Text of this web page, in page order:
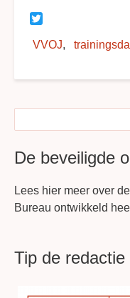
VVOJ
De beveiligde
Lees hier meer over de
Bureau ontwikkeld
Tip de redactie